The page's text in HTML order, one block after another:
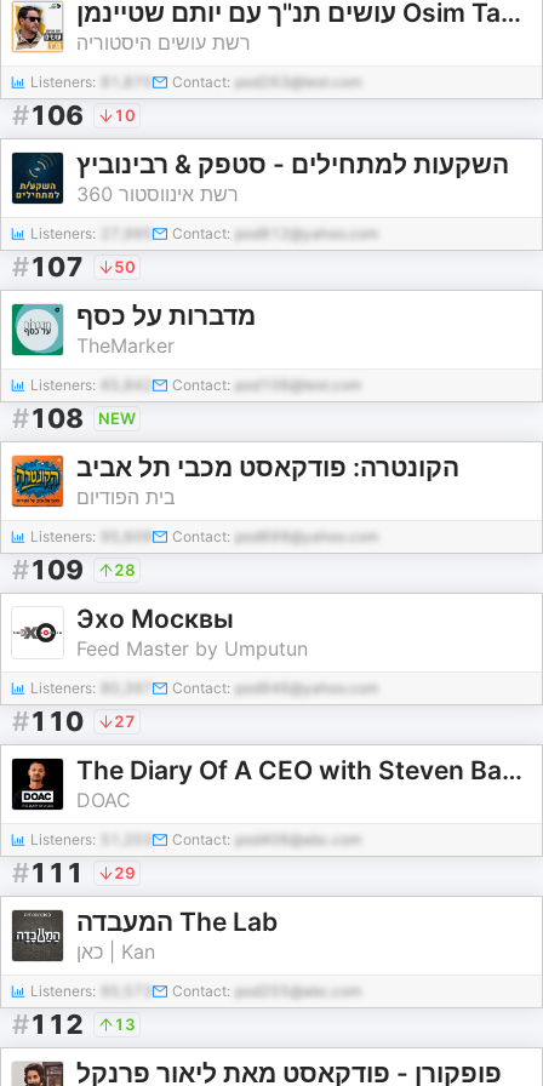
עושים תנ"ך עם יותם שטיינמן Osim Tanach
רשת עושים היסטוריה
Listeners: Contact: pod263@test.com
#106 10
השקעות למתחילים - סטפק & רבינוביץ
רשת אינווסטור 360
Listeners: Contact: pod812@yahoo.com
#107 50
מדברות על כסף
TheMarker
Listeners: 65,842 Contact: pod106@test.com
#108 NEW
הקונטרה: פודקאסט מכבי תל אביב
בית הפודיום
Listeners: Contact: pod699@yahoo.com
#109 28
Эхо Москвы
Feed Master by Umputun
Listeners: Contact: pod946@yahoo.com
#110 27
The Diary Of A CEO with Steven Bartlett
DOAC
Listeners: Contact: pod406@abc.com
#111 29
המעבדה The Lab
כאן | Kan
Listeners: Contact: pod255@abc.com
#112 13
פופקורן - פודקאסט מאת ליאור פרנקל